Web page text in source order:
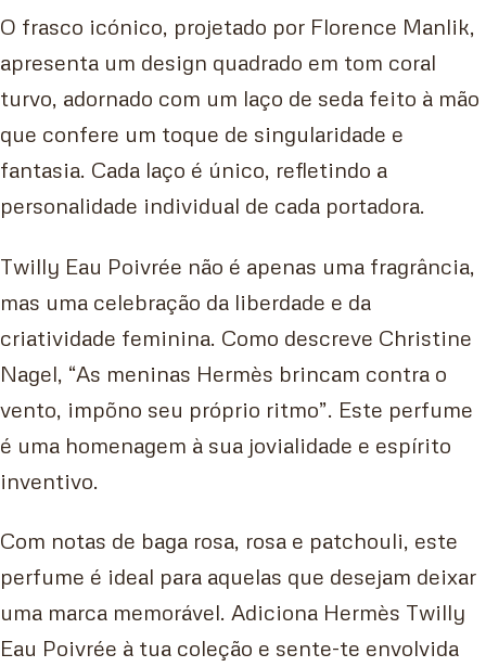
O frasco icónico, projetado por Florence Manlik,
apresenta um design quadrado em tom coral
turvo, adornado com um laço de seda feito à mão
que confere um toque de singularidade e
fantasia. Cada laço é único, refletindo a
personalidade individual de cada portadora.
Twilly Eau Poivrée não é apenas uma fragrância,
mas uma celebração da liberdade e da
criatividade feminina. Como descreve Christine
Nagel, “As meninas Hermès brincam contra o
vento, impõno seu próprio ritmo”. Este perfume
é uma homenagem à sua jovialidade e espírito
inventivo.
Com notas de baga rosa, rosa e patchouli, este
perfume é ideal para aquelas que desejam deixar
uma marca memorável. Adiciona Hermès Twilly
Eau Poivrée à tua coleção e sente-te envolvida